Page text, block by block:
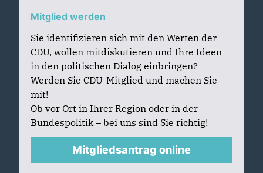
Mitglied werden
Sie identifizieren sich mit den Werten der
CDU, wollen mitdiskutieren und Ihre Ideen
in den politischen Dialog einbringen?
Werden Sie CDU-Mitglied und machen Sie
mit!
Ob vor Ort in Ihrer Region oder in der
Bundespolitik – bei uns sind Sie richtig!
Mitgliedsantrag online